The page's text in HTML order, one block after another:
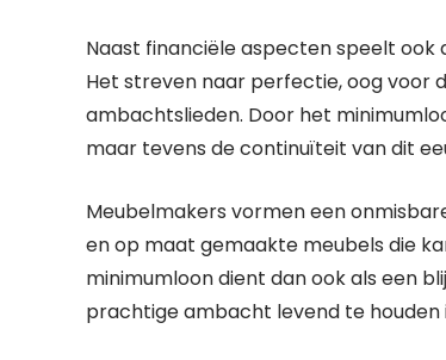
Naast financiële aspecten speelt ook
Het streven naar perfectie, oog voor
ambachtslieden. Door het
maar tevens de continuïteit van dit
Meubelmakers vormen een
en op maat gemaakte meubels die
minimumloon dient dan ook als een
prachtige ambacht levend te